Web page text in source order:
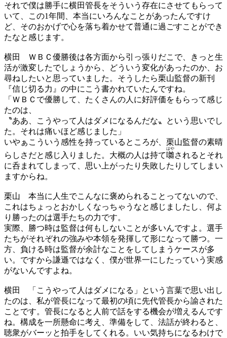
それで僕は勝手に横田管長をそういう存在にさせてもらって
いて、この1年間、本当にいろんなことがあったんですけ
ど、そのおかげで心を落ち着かせて普通に過ごすことができ
たなと感じます。
横田
ＷＢＣ優勝後は各方面から引っ張りだこで、きっと生
活が激変したでしょうから、どういう変化があったのか、お
尋ねしたいと思っていました。そうしたら栗山監督の新刊
『信じ切る力』の中にこう書かれていたんですね。
「ＷＢＣで優勝して、たくさんの人に好評価をもらって感じ
たのは、
〝ああ、こうやって人はダメになるんだな〟という思いでし
た。それは痛いほど感じました」
いやぁこういう感性を持っているところが、栗山監督の素晴
らしさだと感じ入りました。大概の人は持て囃
はや
されるとそれ
に呑まれてしまって、思い上がったり失敗したりしてしまい
ますからね。
栗山 本当に人生でこんなに褒められることってないので、
これはちょっとおかしくなっちゃうなと感じましたし、何よ
り勝ったのは選手たちの力です。
実際、勝つ時は監督は何もしないことが多いんですよ。選手
たちがそれぞれの強みや本領を発揮して形になって勝つ。一
方、負ける時は監督が余計なことをしてしまうケースが多
い。ですから謙遜ではなく、僕が世界一にしたっていう実感
がないんですよね。
横田
「こうやって人はダメになる」という言葉で思い出し
たのは、私が管長になって最初の頃に先代管長から諭された
ことです。管長になると人前で話をする機会が増えるんです
ね。構成を一所懸命に考え、準備をして、法話が終わると、
聴衆がバーッと拍手をしてくれる。いい気持ちになるわけで